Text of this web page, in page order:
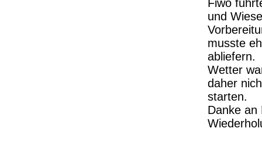
Fiwo
und
musste
abliefern.
Wetter
daher
starten.
Danke an